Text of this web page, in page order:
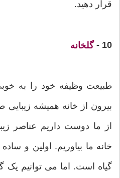
قرار دهید.
10 - گلخانه
طبیعت وظیفه خود را به
بیرون از خانه همیشه زیبایی
از ما دوست داریم عناصر
خانه ما بیاوریم. اولین و
گیاه است. اما می توانیم یک